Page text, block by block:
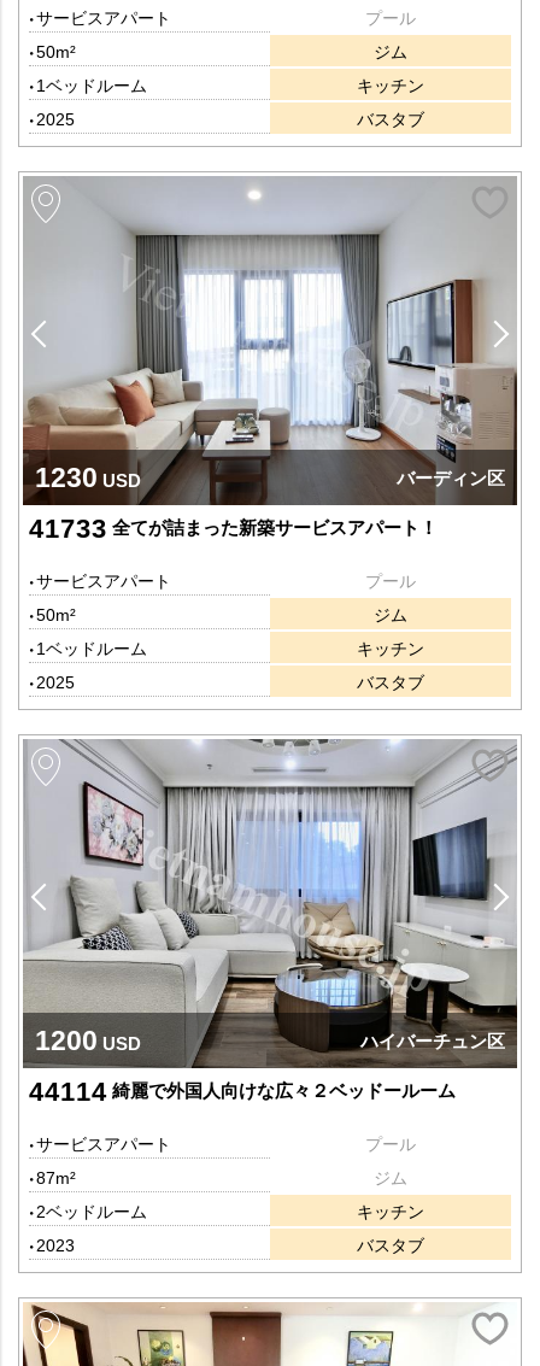
サービスアパート
50m²
1ベッドルーム
2025
プール
ジム
キッチン
バスタブ
1230 USD バーディン区
41733 全てが詰まった新築サービスアパート！
サービスアパート
50m²
1ベッドルーム
2025
プール
ジム
キッチン
バスタブ
1200 USD ハイバーチュン区
44114 綺麗で外国人向けな広々２ベッドールーム
サービスアパート
87m²
2ベッドルーム
2023
プール
ジム
キッチン
バスタブ